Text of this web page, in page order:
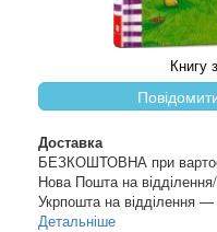
Книгу
Доставка
БЕЗКОШТОВНА при
Нова Пошта на
Укрпошта на відділення —
Детальніше